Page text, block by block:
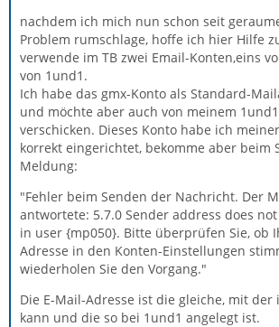
nachdem ich mich nun schon seit
Problem rumschlage, hoffe ich hier Hilfe
verwende im TB zwei Email-Konten,eins
von 1und1.
Ich habe das gmx-Konto als Standard-
und möchte aber auch von meinem
verschicken. Dieses Konto habe ich
korrekt eingerichtet, bekomme aber beim
Meldung:
"Fehler beim Senden der Nachricht. Der
antwortete: 5.7.0 Sender address does
in user {mp050}. Bitte überprüfen Sie, ob
Adresse in den Konten-Einstellungen
wiederholen Sie den Vorgang."
Die E-Mail-Adresse ist die gleiche, mit
kann und die so bei 1und1 angelegt ist.